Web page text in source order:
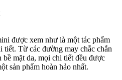
được xem như là một tác phẩm
tiết. Từ các đường may chắc chắn
bề mặt da, mọi chi tiết đều được
sản phẩm hoàn hảo nhất.